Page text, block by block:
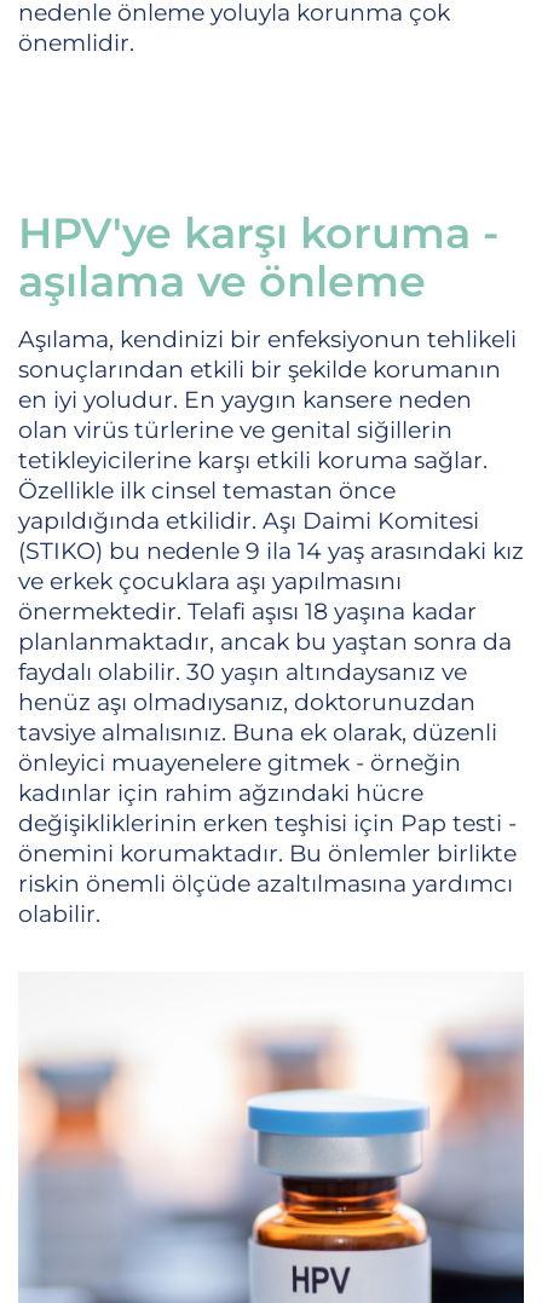
nedenle önleme yoluyla korunma çok
önemlidir.
HPV'ye karşı koruma -
aşılama ve önleme
Aşılama, kendinizi bir enfeksiyonun tehlikeli
sonuçlarından etkili bir şekilde korumanın
en iyi yoludur. En yaygın kansere neden
olan virüs türlerine ve genital siğillerin
tetikleyicilerine karşı etkili koruma sağlar.
Özellikle ilk cinsel temastan önce
yapıldığında etkilidir. Aşı Daimi Komitesi
(STIKO) bu nedenle 9 ila 14 yaş arasındaki kız
ve erkek çocuklara aşı yapılmasını
önermektedir. Telafi aşısı 18 yaşına kadar
planlanmaktadır, ancak bu yaştan sonra da
faydalı olabilir. 30 yaşın altındaysanız ve
henüz aşı olmadıysanız, doktorunuzdan
tavsiye almalısınız. Buna ek olarak, düzenli
önleyici muayenelere gitmek - örneğin
kadınlar için rahim ağzındaki hücre
değişikliklerinin erken teşhisi için Pap testi -
önemini korumaktadır. Bu önlemler birlikte
riskin önemli ölçüde azaltılmasına yardımcı
olabilir.